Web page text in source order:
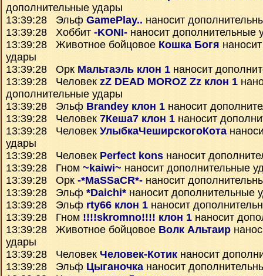
дополнительные удары
13:39:28 Эльф GamePlay.. наносит
13:39:28 Хоббит -KONI- наносит дополнительные
13:39:28 Животное бойцовое Кошка Богя
удары
13:39:28 Орк Мальтаэль клон 1 наносит
13:39:28 Человек zZ DEAD MOROZ Zz клон 1
дополнительные удары
13:39:28 Эльф Brandey клон 1 наносит
13:39:28 Человек 7Кеша7 клон 1 наносит
13:39:28 Человек УлыбкаЧеширскогоКота
удары
13:39:28 Человек Perfect kons наносит
13:39:28 Гном ~kaiwi~ наносит дополнительные
13:39:28 Орк -*MaSSaCR*- наносит
13:39:28 Эльф *Daichi* наносит дополнительные
13:39:28 Эльф rty66 клон 1 наносит
13:39:28 Гном !!!!skromno!!!! клон 1 наносит
13:39:28 Животное бойцовое Волк Альтаир
удары
13:39:28 Человек Человек-Котик наносит
13:39:28 Эльф Цыганочкананосит